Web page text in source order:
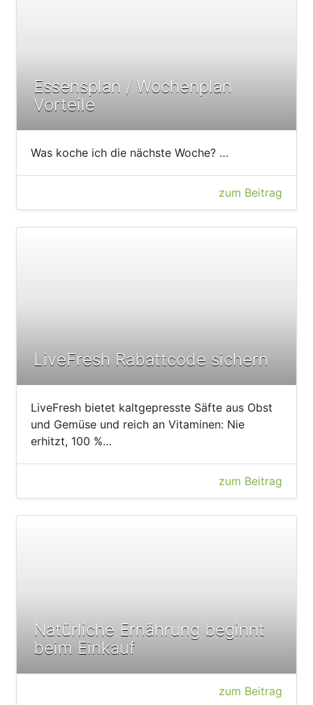
Essensplan / Wochenplan
Vorteile
Was koche ich die nächste Woche? …
zum Beitrag
LiveFresh Rabattcode sichern
LiveFresh bietet kaltgepresste Säfte aus Obst
und Gemüse und reich an Vitaminen: Nie
erhitzt, 100 %…
zum Beitrag
Natürliche Ernährung beginnt
beim Einkauf
zum Beitrag